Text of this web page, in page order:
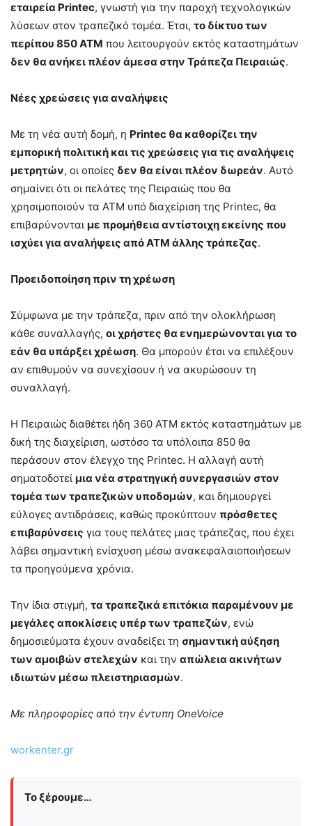
εταιρεία Printec, γνωστή για την παροχή τεχνολογικών
λύσεων στον τραπεζικό τομέα. Έτσι, το δίκτυο των
περίπου 850 ΑΤΜ που λειτουργούν εκτός καταστημάτων
δεν θα ανήκει πλέον άμεσα στην Τράπεζα Πειραιώς.
Νέες χρεώσεις για αναλήψεις
Με τη νέα αυτή δομή, η Printec θα καθορίζει την
εμπορική πολιτική και τις χρεώσεις για τις αναλήψεις
μετρητών, οι οποίες δεν θα είναι πλέον δωρεάν. Αυτό
σημαίνει ότι οι πελάτες της Πειραιώς που θα
χρησιμοποιούν τα ΑΤΜ υπό διαχείριση της Printec, θα
επιβαρύνονται με προμήθεια αντίστοιχη εκείνης που
ισχύει για αναλήψεις από ΑΤΜ άλλης τράπεζας.
Προειδοποίηση πριν τη χρέωση
Σύμφωνα με την τράπεζα, πριν από την ολοκλήρωση
κάθε συναλλαγής, οι χρήστες θα ενημερώνονται για το
εάν θα υπάρξει χρέωση. Θα μπορούν έτσι να επιλέξουν
αν επιθυμούν να συνεχίσουν ή να ακυρώσουν τη
συναλλαγή.
Η Πειραιώς διαθέτει ήδη 360 ΑΤΜ εκτός καταστημάτων με
δική της διαχείριση, ωστόσο τα υπόλοιπα 850 θα
περάσουν στον έλεγχο της Printec. Η αλλαγή αυτή
σηματοδοτεί μια νέα στρατηγική συνεργασιών στον
τομέα των τραπεζικών υποδομών, και δημιουργεί
εύλογες αντιδράσεις, καθώς προκύπτουν πρόσθετες
επιβαρύνσεις για τους πελάτες μιας τράπεζας, που έχει
λάβει σημαντική ενίσχυση μέσω ανακεφαλαιοποιήσεων
τα προηγούμενα χρόνια.
Την ίδια στιγμή, τα τραπεζικά επιτόκια παραμένουν με
μεγάλες αποκλίσεις υπέρ των τραπεζών, ενώ
δημοσιεύματα έχουν αναδείξει τη σημαντική αύξηση
των αμοιβών στελεχών και την απώλεια ακινήτων
ιδιωτών μέσω πλειστηριασμών.
Με πληροφορίες από την έντυπη OneVoice
workenter.gr
Το ξέρουμε…